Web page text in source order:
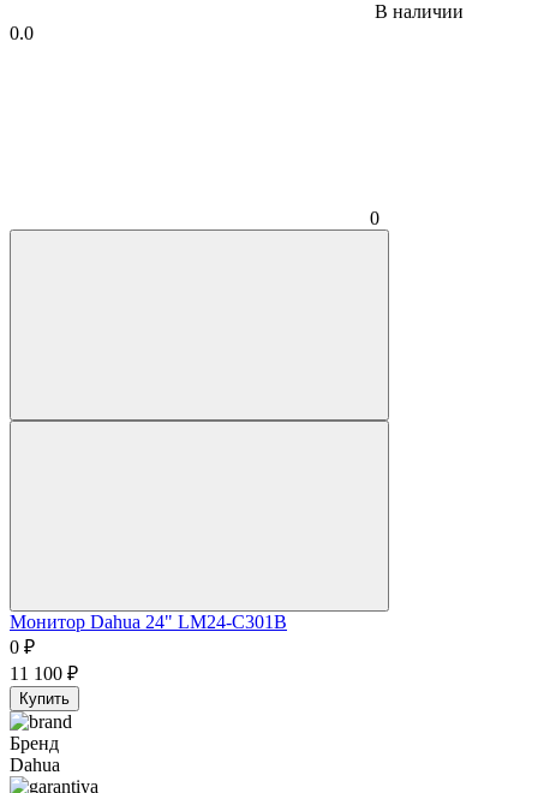
В наличии
0.0
0
Монитор Dahua 24" LM24-C301B
0 ₽
11 100 ₽
Купить
Бренд
Dahua